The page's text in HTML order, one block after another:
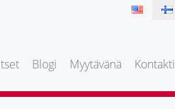
Blogi Myytävänä Kontakti